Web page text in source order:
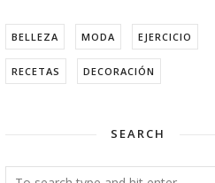
BELLEZA MODA EJERCICIO
RECETAS DECORACIÓN
SEARCH